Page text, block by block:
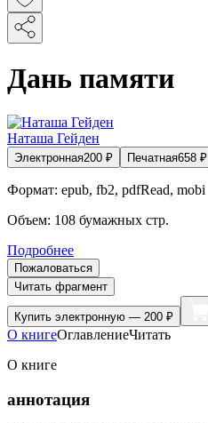
Дань памяти
Наташа Гейден
Электронная200 ₽ Печатная658 ₽
Формат: epub, fb2, pdfRead, mobi
Объем: 108 бумажных стр.
Подробнее
Пожаловаться
Читать фрагмент
Купить электронную — 200 ₽
О книгеОглавлениеЧитать
О книге
аннотация